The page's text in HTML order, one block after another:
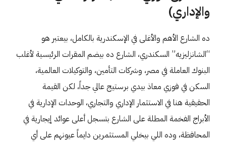
والإداري)
ده الشارع الأهم والأغلى في الإسكندرية بالكامل، بيعتبر هو
“الشانزليزيه” السكندري، الشارع ده بيضم المقرات الرئيسية لأغلب
البنوك العاملة في مصر، وشركات التأمين، والتوكيلات العالمية،
السكن في فوزي معاذ بيدي برستيج عالي جداً، لكن القيمة
الحقيقية هنا في الاستثمار الإداري والتجاري، الوحدات الإدارية في
الأبراج الفخمة المطلة على الشارع بتسجل أعلى عوائد إيجارية في
المحافظة، وده اللي بيخلي المستثمرين دايماً عيونهم على أي